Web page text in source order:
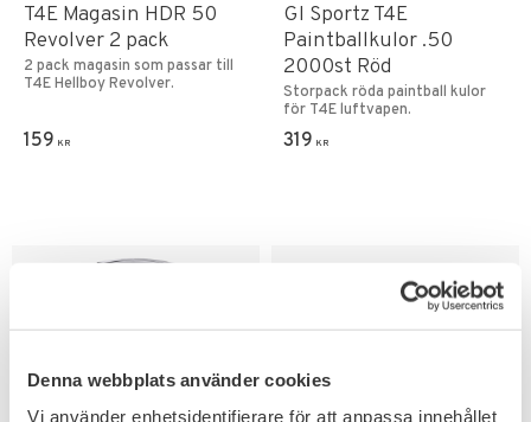
Denna webbplats använder cookies
Vi använder enhetsidentifierare för att anpassa innehållet
T4E Magasin HDR 50
Revolver 2 pack
2 pack magasin som passar till
T4E Hellboy Revolver.
159 KR
GI Sportz T4E
Paintballkulor .50
2000st Röd
Storpack röda paintball kulor
för T4E luftvapen.
319 KR